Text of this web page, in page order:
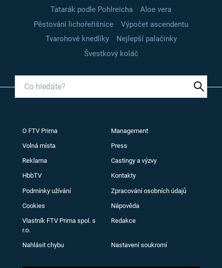
Tatarák podle Pohlreicha
Aloe vera
Pěstování lichořeřišnice
Výpočet ascendentu
Tvarohové knedlíky
Nejlepší palačinky
Švestkový koláč
O FTV Prima Management
Volná místa Press
Reklama Castingy a výzvy
HbbTV Kontakty
Podmínky užívání Zpracování osobních údajů
Cookies Nápověda
Vlastník FTV Prima spol. s
r.o.
Redakce
Nahlásit chybu Nastavení soukromí